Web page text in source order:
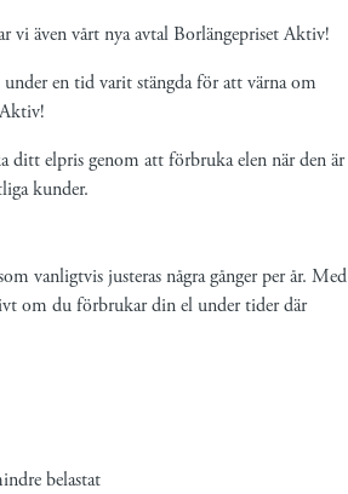
vi även vårt nya avtal Borlängepriset Aktiv!
en tid varit stängda för att värna om
ditt elpris genom att förbruka elen när den är
kunder.
vanligtvis justeras några gånger per år. Med
om du förbrukar din el under tider där
belastat